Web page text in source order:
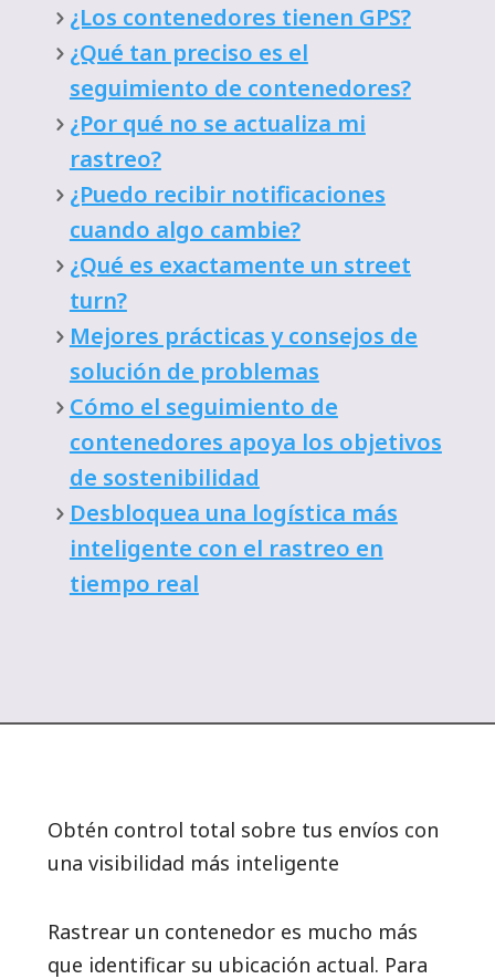
¿Los contenedores tienen GPS?
¿Qué tan preciso es el
seguimiento de contenedores?
¿Por qué no se actualiza mi
rastreo?
¿Puedo recibir notificaciones
cuando algo cambie?
¿Qué es exactamente un street
turn?
Mejores prácticas y consejos de
solución de problemas
Cómo el seguimiento de
contenedores apoya los objetivos
de sostenibilidad
Desbloquea una logística más
inteligente con el rastreo en
tiempo real
Obtén control total sobre tus envíos con
una visibilidad más inteligente
Rastrear un contenedor es mucho más
que identificar su ubicación actual. Para